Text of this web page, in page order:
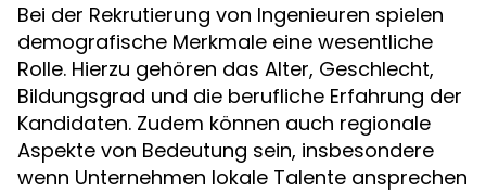
Bei der Rekrutierung von Ingenieuren spielen
demografische Merkmale eine wesentliche
Rolle. Hierzu gehören das Alter, Geschlecht,
Bildungsgrad und die berufliche Erfahrung der
Kandidaten. Zudem können auch regionale
Aspekte von Bedeutung sein, insbesondere
wenn Unternehmen lokale Talente ansprechen